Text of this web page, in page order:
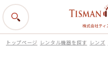
トップページ レンタル機器を探す レンズ